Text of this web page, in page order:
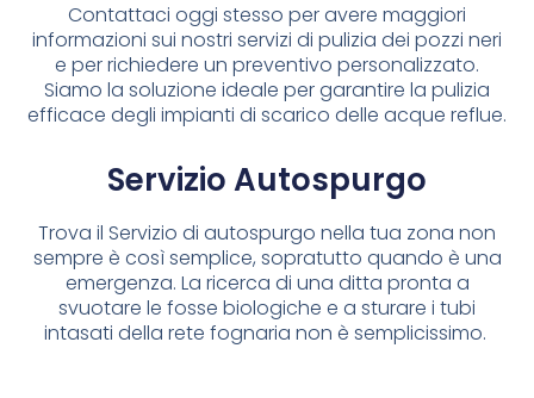
Contattaci oggi stesso per avere maggiori
informazioni sui nostri servizi di pulizia dei pozzi neri
e per richiedere un preventivo personalizzato.
Siamo la soluzione ideale per garantire la pulizia
efficace degli impianti di scarico delle acque reflue.
Servizio Autospurgo
Trova il Servizio di autospurgo nella tua zona non
sempre è così semplice, sopratutto quando è una
emergenza. La ricerca di una ditta pronta a
svuotare le fosse biologiche e a sturare i tubi
intasati della rete fognaria non è semplicissimo.